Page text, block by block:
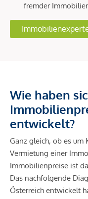
fremder
Wie haben
entwickelt?
Ganz gleich, ob es um
Vermietung einer
Immobilienpreise ist
Das nachfolgende
Österreich entwickelt